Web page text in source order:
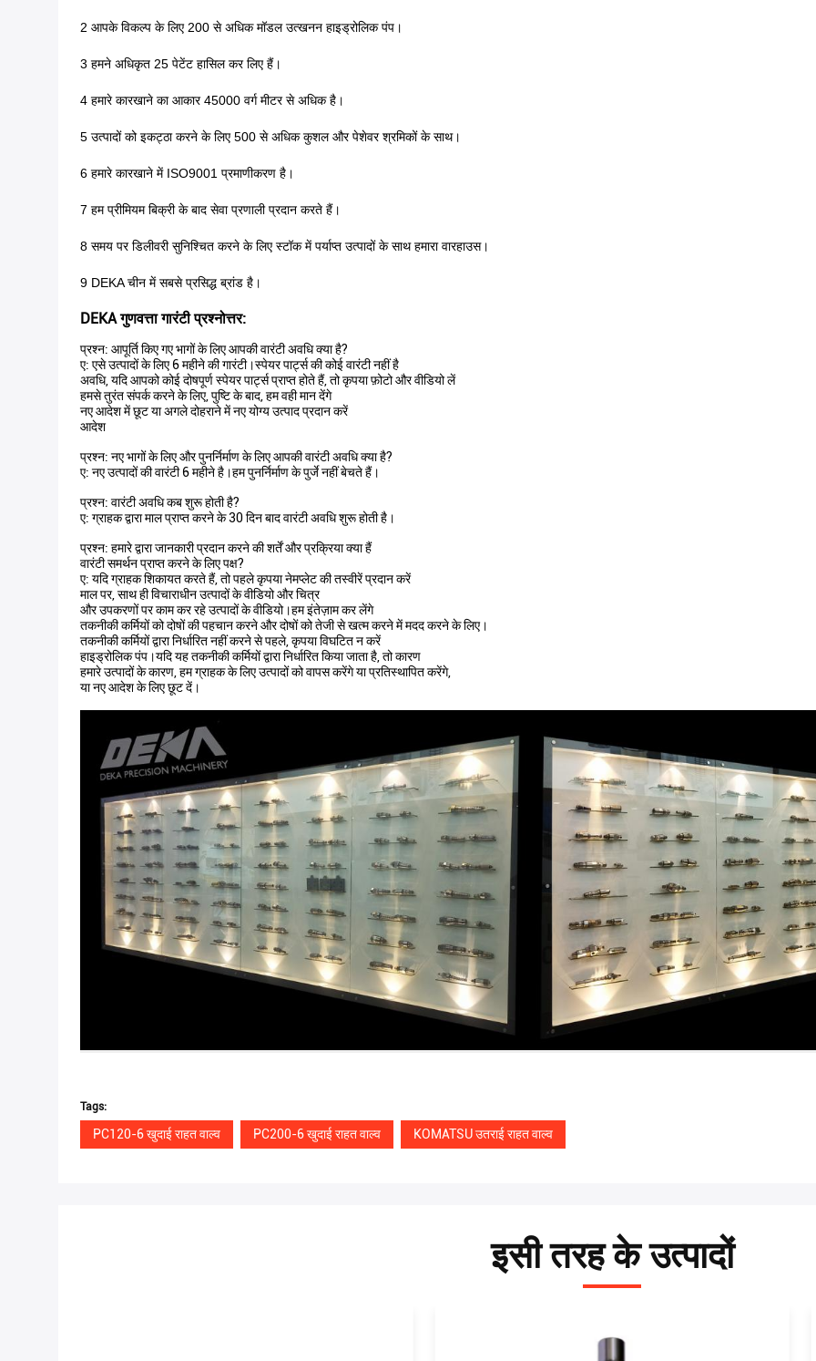
2 आपके विकल्प के लिए 200 से अधिक मॉडल उत्खनन हाइड्रोलिक पंप।
3 हमने अधिकृत 25 पेटेंट हासिल कर लिए हैं।
4 हमारे कारखाने का आकार 45000 वर्ग मीटर से अधिक है।
5 उत्पादों को इकट्ठा करने के लिए 500 से अधिक कुशल और पेशेवर श्रमिकों के साथ।
6 हमारे कारखाने में ISO9001 प्रमाणीकरण है।
7 हम प्रीमियम बिक्री के बाद सेवा प्रणाली प्रदान करते हैं।
8 समय पर डिलीवरी सुनिश्चित करने के लिए स्टॉक में पर्याप्त उत्पादों के साथ हमारा वारहाउस।
9 DEKA चीन में सबसे प्रसिद्ध ब्रांड है।
DEKA गुणवत्ता गारंटी प्रश्नोत्तर:
प्रश्न: आपूर्ति किए गए भागों के लिए आपकी वारंटी अवधि क्या है?
ए: एसे उत्पादों के लिए 6 महीने की गारंटी।स्पेयर पार्ट्स की कोई वारंटी नहीं है
अवधि, यदि आपको कोई दोषपूर्ण स्पेयर पार्ट्स प्राप्त होते हैं, तो कृपया फ़ोटो और वीडियो लें
हमसे तुरंत संपर्क करने के लिए, पुष्टि के बाद, हम वही मान देंगे
नए आदेश में छूट या अगले दोहराने में नए योग्य उत्पाद प्रदान करें
आदेश
प्रश्न: नए भागों के लिए और पुनर्निर्माण के लिए आपकी वारंटी अवधि क्या है?
ए: नए उत्पादों की वारंटी 6 महीने है।हम पुनर्निर्माण के पुर्जे नहीं बेचते हैं।
प्रश्न: वारंटी अवधि कब शुरू होती है?
ए: ग्राहक द्वारा माल प्राप्त करने के 30 दिन बाद वारंटी अवधि शुरू होती है।
प्रश्न: हमारे द्वारा जानकारी प्रदान करने की शर्तें और प्रक्रिया क्या हैं
वारंटी समर्थन प्राप्त करने के लिए पक्ष?
ए: यदि ग्राहक शिकायत करते हैं, तो पहले कृपया नेमप्लेट की तस्वीरें प्रदान करें
माल पर, साथ ही विचाराधीन उत्पादों के वीडियो और चित्र
और उपकरणों पर काम कर रहे उत्पादों के वीडियो।हम इंतेज़ाम कर लेंगे
तकनीकी कर्मियों को दोषों की पहचान करने और दोषों को तेजी से खत्म करने में मदद करने के लिए।
तकनीकी कर्मियों द्वारा निर्धारित नहीं करने से पहले, कृपया विघटित न करें
हाइड्रोलिक पंप।यदि यह तकनीकी कर्मियों द्वारा निर्धारित किया जाता है, तो कारण
हमारे उत्पादों के कारण, हम ग्राहक के लिए उत्पादों को वापस करेंगे या प्रतिस्थापित करेंगे,
या नए आदेश के लिए छूट दें।
Tags:
PC120-6 खुदाई राहत वाल्व PC200-6 खुदाई राहत वाल्व KOMATSU उतराई राहत वाल्व
इसी तरह के उत्पादों